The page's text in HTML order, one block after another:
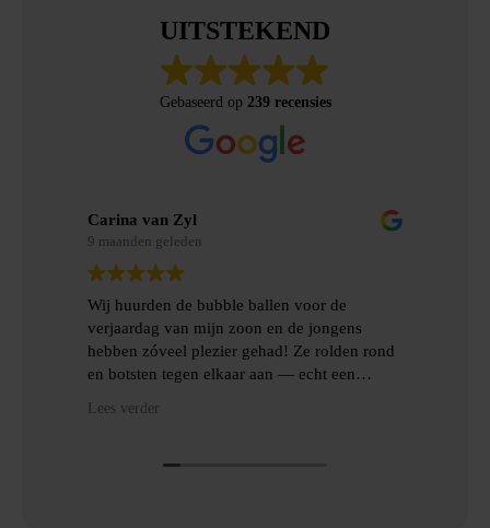
UITSTEKEND
Gebaseerd op 239 recensies
Carina van Zyl
9 maanden geleden
Wij huurden de bubble ballen voor de
verjaardag van mijn zoon en de jongens
hebben zóveel plezier gehad! Ze rolden rond
en botsten tegen elkaar aan — echt een
Lees verder